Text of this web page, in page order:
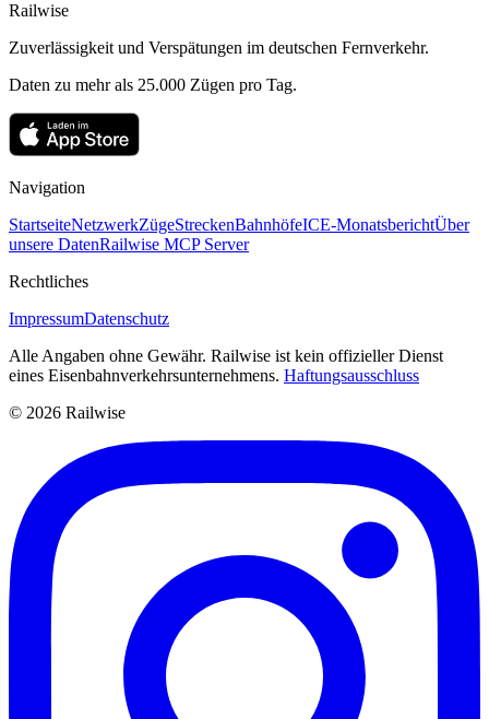
Railwise
Zuverlässigkeit und Verspätungen im deutschen Fernverkehr.
Daten zu mehr als 25.000 Zügen pro Tag.
Navigation
StartseiteNetzwerkZügeStreckenBahnhöfeICE-MonatsberichtÜber
unsere DatenRailwise MCP Server
Rechtliches
ImpressumDatenschutz
Alle Angaben ohne Gewähr. Railwise ist kein offizieller Dienst
eines Eisenbahnverkehrsunternehmens. Haftungsausschluss
© 2026 Railwise